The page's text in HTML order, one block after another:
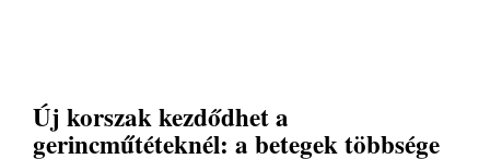
Új korszak kezdődhet a
gerincműtéteknél: a betegek többsége